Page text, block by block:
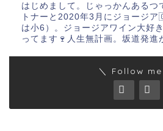
はじめまして。じゃっかんあるつ
トナーと2020年3月にジョージ
は小6）。ジョージアワイン大好
ってます🍷人生無計画。坂道発進
＼ Follow me